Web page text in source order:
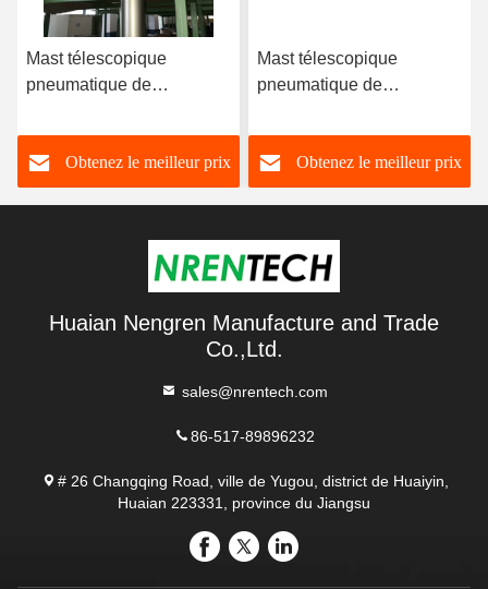
Mast télescopique
pneumatique de
véhicule mobile de
vidéosurveillance Mast
télescopique
Obtenez le meilleur prix
Mast télescopique
pneumatique de
véhicule mobile de
vidéosurveillance Mast
télescopique
Obtenez le meilleur prix
Huaian Nengren Manufacture and Trade
Co.,Ltd.
sales@nrentech.com
86-517-89896232
# 26 Changqing Road, ville de Yugou, district de Huaiyin,
Huaian 223331, province du Jiangsu